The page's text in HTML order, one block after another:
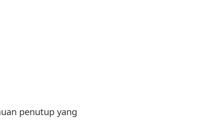
penutup yang